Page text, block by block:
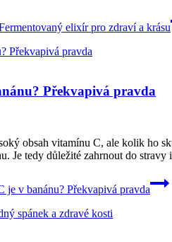
elixír pro zdraví a krásu
Překvapivá pravda
obsah vitamínu C, ale kolik ho
Je tedy důležité zahrnout do stravy
v banánu? Překvapivá pravda